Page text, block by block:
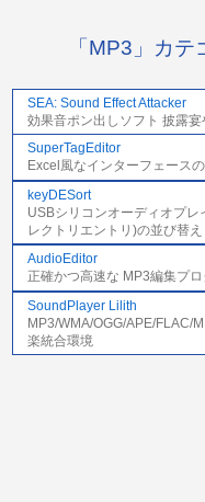
「MP3」カ
SEA: Sound Effect Attacker
効果音ポン出しソフト 披露
SuperTagEditor
Excel風なインターフェース
keyDESort
USBシリコンオーディオプ
レクトリエントリ)の並び替え
AudioEditor
正確かつ高速な MP3編集プ
SoundPlayer Lilith
MP3/WMA/OGG/APE/FLAC/
楽統合環境